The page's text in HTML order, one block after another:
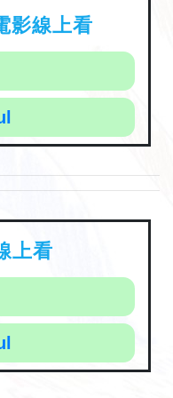
影線上看
上看